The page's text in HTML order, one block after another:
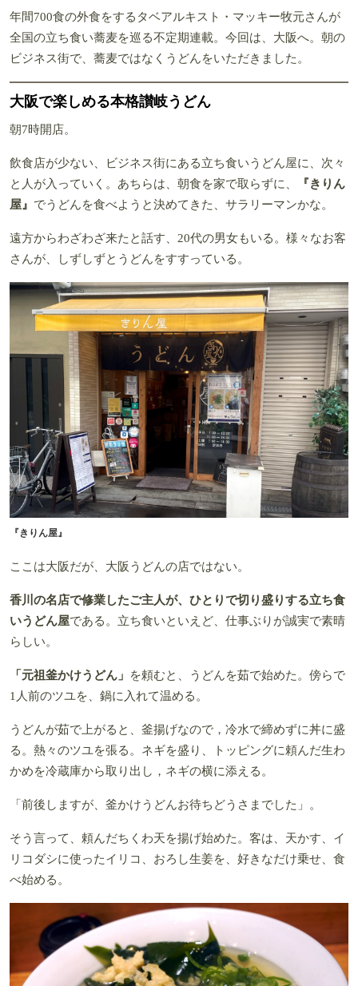
年間700食の外食をするタベアルキスト・マッキー牧元さんが
全国の立ち食い蕎麦を巡る不定期連載。今回は、大阪へ。朝の
ビジネス街で、蕎麦ではなくうどんをいただきました。
大阪で楽しめる本格讃岐うどん
朝7時開店。
飲食店が少ない、ビジネス街にある立ち食いうどん屋に、次々
と人が入っていく。あちらは、朝食を家で取らずに、
『きりん
屋』 でうどんを食べようと決めてきた、サラリーマンかな。
遠方からわざわざ来たと話す、20代の男女もいる。様々なお客
さんが、しずしずとうどんをすすっている。
『きりん屋』
ここは大阪だが、大阪うどんの店ではない。
香川の名店で修業したご主人が、ひとりで切り盛りする立ち食
いうどん屋である。立ち食いといえど、仕事ぶりが誠実で素晴
らしい。
「元祖釜かけうどん」
を頼むと、うどんを茹で始めた。傍らで
1人前のツユを、鍋に入れて温める。
うどんが茹で上がると、釜揚げなので，冷水で締めずに丼に盛
る。熱々のツユを張る。ネギを盛り、トッピングに頼んだ生わ
かめを冷蔵庫から取り出し，ネギの横に添える。
「前後しますが、釜かけうどんお待ちどうさまでした」。
そう言って、頼んだちくわ天を揚げ始めた。客は、天かす、イ
リコダシに使ったイリコ、おろし生姜を、好きなだけ乗せ、食
べ始める。